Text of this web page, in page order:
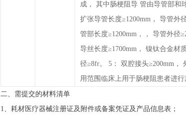
成， 其中肠梗阻导 管由导管部和
扩张导管长度≥1200mm， 导管外
管部长度≥1200mm，， 导管外径
导丝长度≥1700mm， 镍钛合金材
径≥8fr。 5： 双腔接头≥200mm，
用范围临床上用于肠梗阻患者进行
二、需提交的材料清单
1、耗材医疗器械注册证及附件或备案凭证及产品信息表；